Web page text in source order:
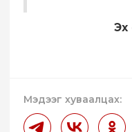
Эх
Мэдээг хуваалцах: